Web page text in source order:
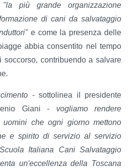
"la più grande organizzazione
di cani da salvataggio
e come la presenza delle
abbia consentito nel tempo
soccorso, contribuendo a salvare
- sottolinea il presidente
Giani - vogliamo rendere
che ogni giorno mettono
e spirito di servizio al servizio
Italiana Cani Salvataggio
un'eccellenza della Toscana